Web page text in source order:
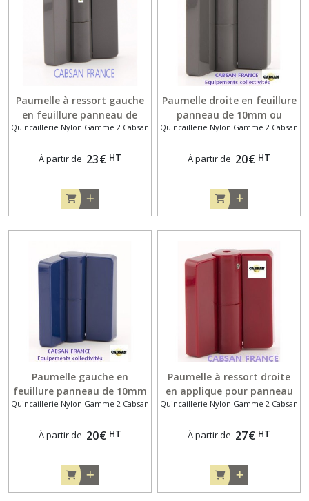
Paumelle à ressort gauche
en feuillure panneau de
10mm ou 13mm pour
Quincaillerie Nylon Gamme 2 Cabsan
À partir de 23€ HT
Paumelle droite en feuillure
panneau de 10mm ou
13mm pour cabine
Quincaillerie Nylon Gamme 2 Cabsan
À partir de 20€ HT
Paumelle gauche en
feuillure panneau de 10mm
ou 13mm pour cabine
Quincaillerie Nylon Gamme 2 Cabsan
À partir de 20€ HT
Paumelle à ressort droite
en applique pour panneau
de 10mm pour cabine
Quincaillerie Nylon Gamme 2 Cabsan
À partir de 27€ HT